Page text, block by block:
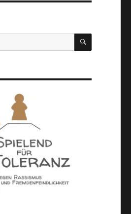
SUCHEN